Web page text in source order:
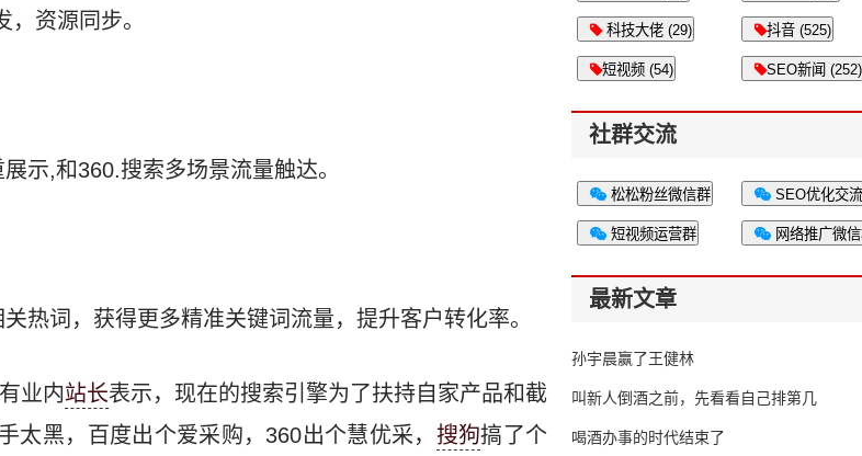
资源同步。
示,和360.搜索多场景流量触达。
热词，获得更多精准关键词流量，提升客户转化率。
业内站长表示，现在的搜索引擎为了扶持自家产品和截
太黑，百度出个爱采购，360出个慧优采， 搜狗搞了个
科技大佬 (29) 抖音 (525)
短视频 (54) SEO新闻 (252)
社群交流
松松粉丝微信群 SEO优化交
短视频运营群 网络推广微
最新文章
孙宇晨赢了王健林
叫新人倒酒之前，先看看自己排第几
喝酒办事的时代结束了